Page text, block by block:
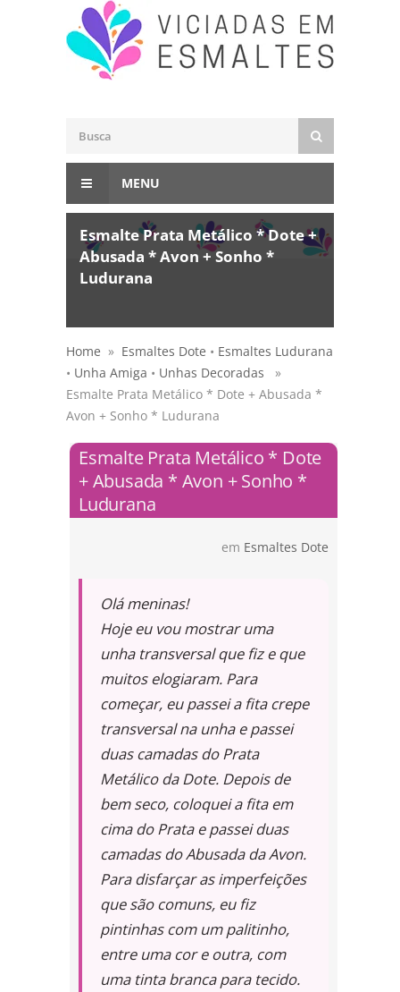
MENU
Esmalte Prata Metálico * Dote +
Abusada * Avon + Sonho *
Ludurana
Home » Esmaltes Dote • Esmaltes Ludurana
• Unha Amiga • Unhas Decoradas »
Esmalte Prata Metálico * Dote + Abusada *
Avon + Sonho * Ludurana
Esmalte Prata Metálico * Dote
+ Abusada * Avon + Sonho *
Ludurana
em Esmaltes Dote
Olá meninas!
Hoje eu vou mostrar uma
unha transversal que fiz e que
muitos elogiaram. Para
começar, eu passei a fita crepe
transversal na unha e passei
duas camadas do Prata
Metálico da Dote. Depois de
bem seco, coloquei a fita em
cima do Prata e passei duas
camadas do Abusada da Avon.
Para disfarçar as imperfeições
que são comuns, eu fiz
pintinhas com um palitinho,
entre uma cor e outra, com
uma tinta branca para tecido.